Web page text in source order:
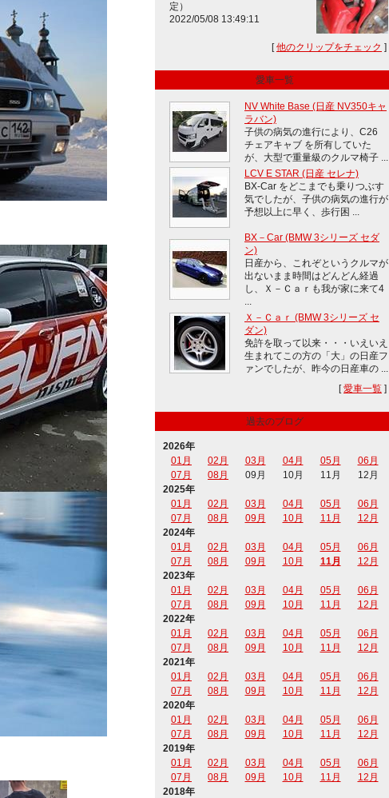
定）
2022/05/08 13:49:11
[他のクリップをチェック ]
愛車一覧
NV White Base (日産 NV350キャ
ラバン)
子供の病気の進行により、C26
チェアキャブ を所有していた
が、大型で重量級のクルマ椅子 ...
LCV E STAR (日産 セレナ)
BX-Car をどこまでも乗りつぶす
気でしたが、子供の病気の進行が
予想以上に早く、歩行困 ...
BX－Car (BMW 3シリーズ セダ
ン)
日産から、これぞというクルマが
出ないまま時間はどんどん経過
し、Ｘ－Ｃａｒも我が家に来て4
...
Ｘ－Ｃａｒ (BMW 3シリーズ セ
ダン)
免許を取って以来・・・いえいえ
生まれてこの方の「大」の日産フ
ァンでしたが、昨今の日産車の ...
[愛車一覧 ]
過去のブログ
2026年
01月
02月 03月 04月 05月
06月
07月
08月 09月 10月 11月
12月
2025年
01月
02月 03月 04月 05月
06月
07月
08月 09月 10月 11月
12月
2024年
01月
02月 03月 04月 05月
06月
07月
08月 09月 10月 11月
12月
2023年
01月
02月 03月 04月 05月
06月
07月
08月 09月 10月 11月
12月
2022年
01月
02月 03月 04月 05月
06月
07月
08月 09月 10月 11月
12月
2021年
01月
02月 03月 04月 05月
06月
07月
08月 09月 10月 11月
12月
2020年
01月
02月 03月 04月 05月
06月
07月
08月 09月 10月 11月
12月
2019年
01月
02月 03月 04月 05月
06月
07月
08月 09月 10月 11月
12月
2018年